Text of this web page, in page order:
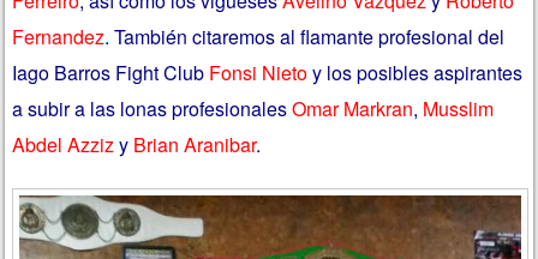
Fernandez. También citaremos al flamante profesional del
Iago Barros Fight Club Fonsi Nietoy los posibles aspirantes
a subir a las lonas profesionalesOmar Markran, Musslim
Abdel Azziz y Brian Aranibar.